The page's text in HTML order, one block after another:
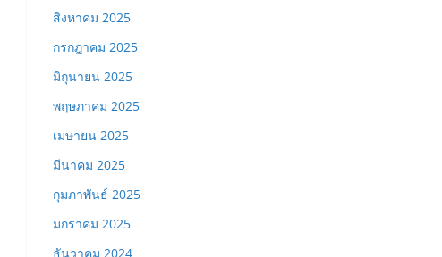
สิงหาคม 2025
กรกฎาคม 2025
มิถุนายน 2025
พฤษภาคม 2025
เมษายน 2025
มีนาคม 2025
กุมภาพันธ์ 2025
มกราคม 2025
ธันวาคม 2024